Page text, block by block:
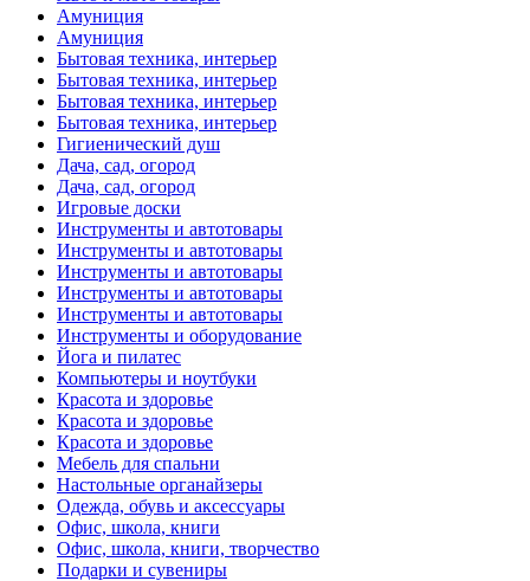
Амуниция
Амуниция
Бытовая техника, интерьер
Бытовая техника, интерьер
Бытовая техника, интерьер
Бытовая техника, интерьер
Гигиенический душ
Дача, сад, огород
Дача, сад, огород
Игровые доски
Инструменты и автотовары
Инструменты и автотовары
Инструменты и автотовары
Инструменты и автотовары
Инструменты и автотовары
Инструменты и оборудование
Йога и пилатес
Компьютеры и ноутбуки
Красота и здоровье
Красота и здоровье
Красота и здоровье
Мебель для спальни
Настольные органайзеры
Одежда, обувь и аксессуары
Офис, школа, книги
Офис, школа, книги, творчество
Подарки и сувениры